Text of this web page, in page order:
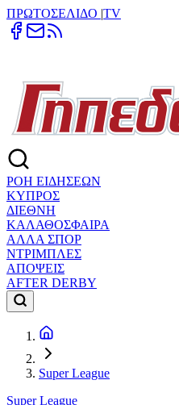
ΠΡΩΤΟΣΕΛΙΔΟ |TV
ΡΟΗ ΕΙΔΗΣΕΩΝ
ΚΥΠΡΟΣ
ΔΙΕΘΝΗ
ΚΑΛΑΘΟΣΦΑΙΡΑ
ΑΛΛΑ ΣΠΟΡ
ΝΤΡΙΜΠΛΕΣ
ΑΠΟΨΕΙΣ
AFTER DERBY
Super League
Super League